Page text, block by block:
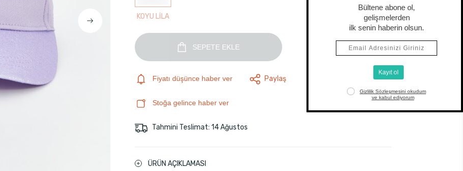
KOYU LİLA
SEPETE EKLE
Fiyatı düşünce haber ver Paylaş
Stoğa gelince haber ver
Tahmini Teslimat: 14 Ağustos
ÜRÜN AÇIKLAMASI